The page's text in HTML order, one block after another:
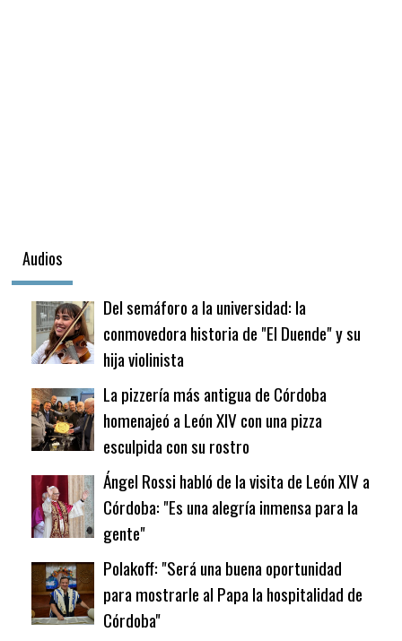
Audios
Del semáforo a la universidad: la
conmovedora historia de "El Duende" y su
hija violinista
La pizzería más antigua de Córdoba
homenajeó a León XIV con una pizza
esculpida con su rostro
Ángel Rossi habló de la visita de León XIV a
Córdoba: "Es una alegría inmensa para la
gente"
Polakoff: "Será una buena oportunidad
para mostrarle al Papa la hospitalidad de
Córdoba"